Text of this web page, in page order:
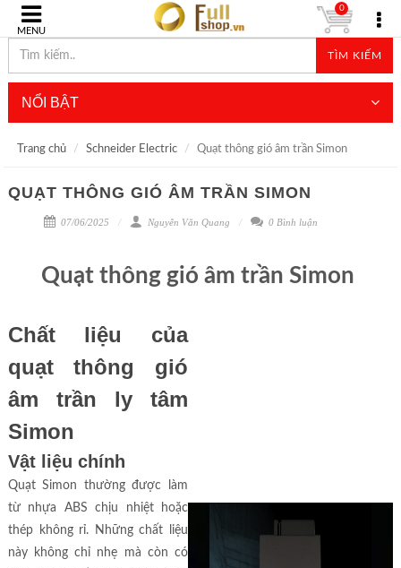
MENU
TÌM KIẾM
0
NỔI BẬT
Trang chủ Schneider Electric Quạt thông gió âm trần Simon
QUẠT THÔNG GIÓ ÂM TRẦN SIMON
07/06/2025 Nguyễn Văn Quang 0 Bình luận
Quạt thông gió âm trần Simon
Chất liệu của
quạt thông gió
âm trần ly tâm
Simon
Vật liệu chính
Quạt Simon thường được làm
từ nhựa ABS chịu nhiệt hoặc
thép không rỉ. Những chất liệu
này không chỉ nhẹ mà còn có